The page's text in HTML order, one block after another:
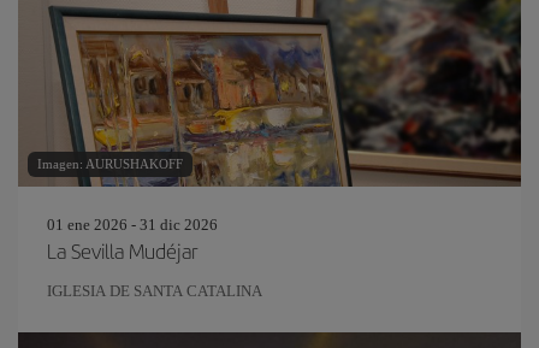
Imagen: AURUSHAKOFF
01 ene 2026 - 31 dic 2026
La Sevilla Mudéjar
IGLESIA DE SANTA CATALINA